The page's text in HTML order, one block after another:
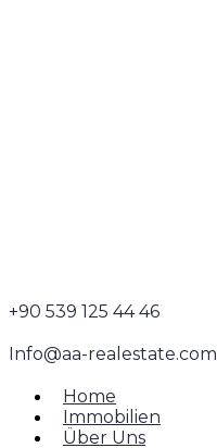
+90 539 125 44 46
Info@aa-realestate.com
Home
Immobilien
Über Uns